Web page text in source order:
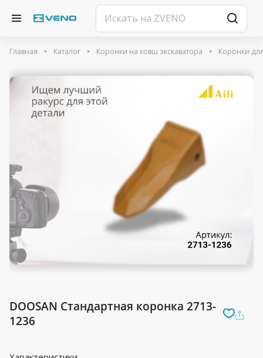
Главная Каталог Коронки на ковш экскаватора Коронки
DOOSAN Стандартная коронка 2713-
1236